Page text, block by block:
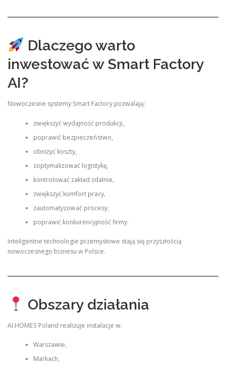
Dlaczego warto
inwestować w Smart Factory
AI?
Nowoczesne systemy Smart Factory pozwalają:
zwiększyć wydajność produkcji,
poprawić bezpieczeństwo,
obniżyć koszty,
zoptymalizować logistykę,
kontrolować zakład zdalnie,
zwiększyć komfort pracy,
zautomatyzować procesy,
poprawić konkurencyjność firmy.
Inteligentne technologie przemysłowe stają się przyszłością
nowoczesnego biznesu w Polsce.
Obszary działania
AI HOMES Poland realizuje instalacje w:
Warszawie,
Markach,